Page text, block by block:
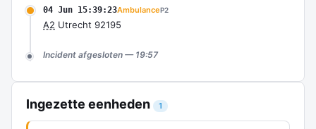
04 Jun 15:39:23AmbulanceP2
A2 Utrecht 92195
Incident afgesloten — 19:57
Ingezette eenheden 1